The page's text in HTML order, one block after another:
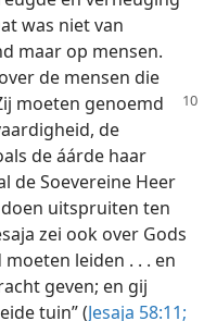
was niet van
maar op mensen.
de mensen die
moeten genoemd
de
de áárde haar
de Soevereine Heer
uitspruiten ten
zei ook over Gods
leiden . . . en
geven; en gij
tuin” (Jesaja 58:11;